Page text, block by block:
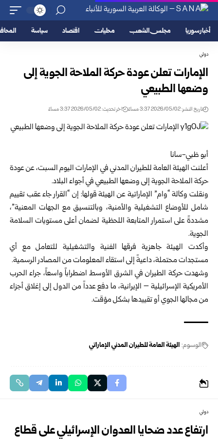
أخبار سوريا مجلس الشعب محليات اقتصاد سياسة
دولي
الإمارات تعلن عودة حركة الملاحة الجوية إلى
وضعها الطبيعي
تاريخ النشر: 2026/05/02 3:37 مساءً اخر تحديث: 2026/05/02 3:37 مساءً
أبو ظبي-سانا
أعلنتالهيئة العامة للطيران المدني في الإماراتاليوم السبت، عن عودة
حركة الملاحة الجوية إلى وضعها الطبيعي في أجواء البلاد.
ونقلت وكالة “وام” الإماراتية عن الهيئة قولها: إن “القرار جاء عقب تقييم
شامل للأوضاع التشغيلية والأمنية، وبالتنسيق مع الجهات المعنية”،
مشددةً على استمرار المتابعة اللحظية لضمان أعلى مستويات السلامة
الجوية.
وأكدت الهيئة جاهزية فرقها الفنية والتشغيلية للتعامل مع أي
مستجدات محتملة، داعيةً إلى استقاء المعلومات من المصادر الرسمية.
وشهدت حركة الطيران في الشرق الأوسط اضطراباً واسعاً، جراء الحرب
الأمريكية الإسرائيلية – الإيرانية، ما دفع عدداً من الدول إلى إغلاق أجزاء
من مجالها الجوي أو تقييدها بشكل مؤقت.
الوسوم: الهيئة العامة للطيران المدني الإماراتي
دولي
ارتفاع عدد ضحايا العدوان الإسرائيلي على قطاع